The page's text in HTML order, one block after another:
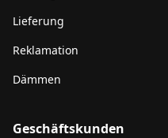
Lieferung
Reklamation
Dämmen
Geschäftskunden